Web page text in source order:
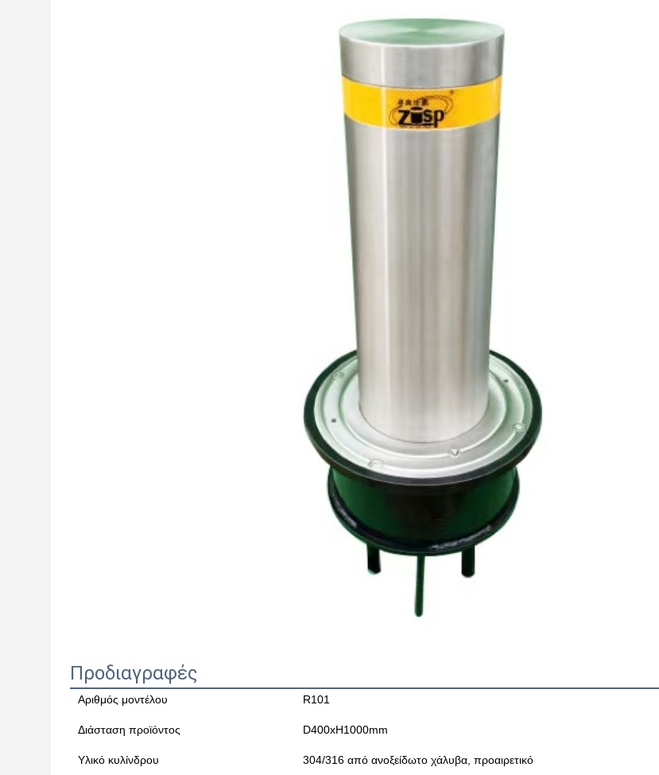
Προδιαγραφές
Αριθμός μοντέλου R101
Διάσταση προϊόντος D400xH1000mm
Υλικό κυλίνδρου 304/316 από ανοξείδωτο χάλυβα, προαιρετικό